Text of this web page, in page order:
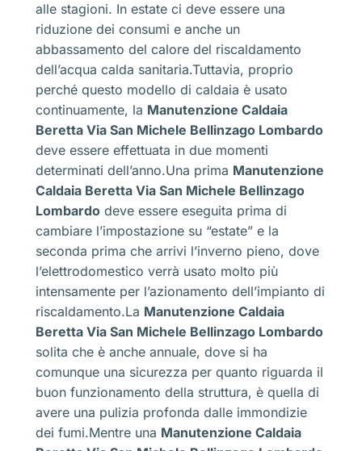
alle stagioni. In estate ci deve essere una
riduzione dei consumi e anche un
abbassamento del calore del riscaldamento
dell’acqua calda sanitaria.Tuttavia, proprio
perché questo modello di caldaia è usato
continuamente, la Manutenzione Caldaia
Beretta Via San Michele Bellinzago Lombardo
deve essere effettuata in due momenti
determinati dell’anno.Una prima Manutenzione
Caldaia Beretta Via San Michele Bellinzago
Lombardo deve essere eseguita prima di
cambiare l’impostazione su “estate” e la
seconda prima che arrivi l’inverno pieno, dove
l’elettrodomestico verrà usato molto più
intensamente per l’azionamento dell’impianto di
riscaldamento.La Manutenzione Caldaia
Beretta Via San Michele Bellinzago Lombardo
solita che è anche annuale, dove si ha
comunque una sicurezza per quanto riguarda il
buon funzionamento della struttura, è quella di
avere una pulizia profonda dalle immondizie
dei fumi.Mentre una Manutenzione Caldaia